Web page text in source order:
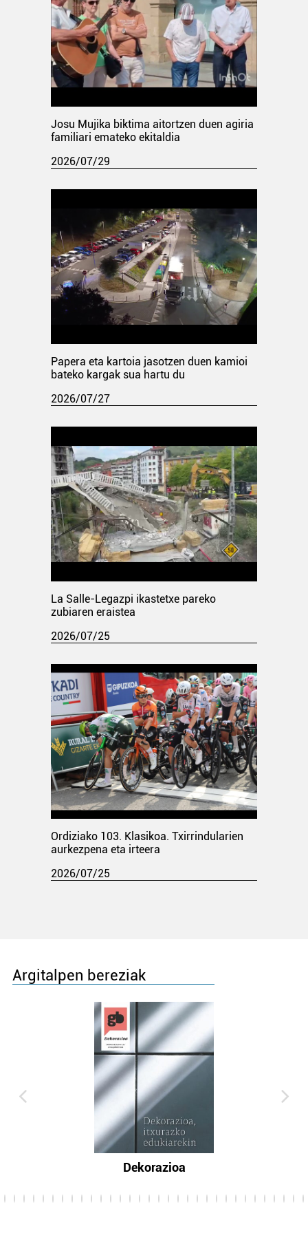
Josu Mujika biktima aitortzen duen agiria
familiari emateko ekitaldia
2026/07/29
Papera eta kartoia jasotzen duen kamioi
bateko kargak sua hartu du
2026/07/27
La Salle-Legazpi ikastetxe pareko
zubiaren eraistea
2026/07/25
Ordiziako 103. Klasikoa. Txirrindularien
aurkezpena eta irteera
2026/07/25
Argitalpen bereziak
Dekorazioa